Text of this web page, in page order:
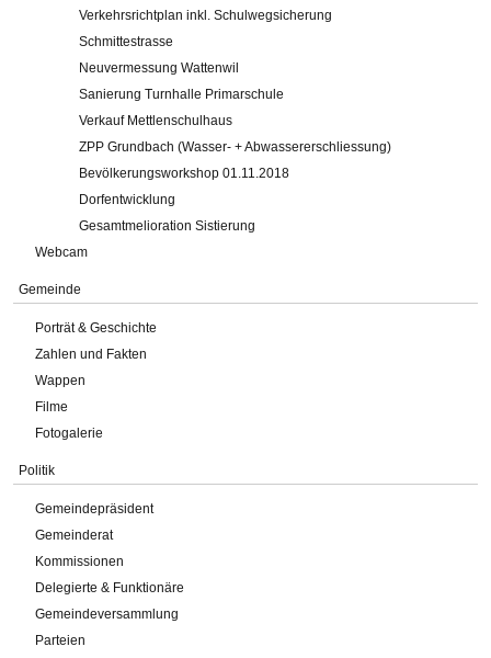
Impressum
Verkehrsrichtplan inkl. Schulwegsicherung
Schmittestrasse
Neuvermessung Wattenwil
Sanierung Turnhalle Primarschule
Verkauf Mettlenschulhaus
ZPP Grundbach (Wasser- + Abwassererschliessung)
Bevölkerungsworkshop 01.11.2018
Dorfentwicklung
Gesamtmelioration Sistierung
Webcam
Gemeinde
Porträt & Geschichte
Zahlen und Fakten
Wappen
Filme
Fotogalerie
Politik
Gemeindepräsident
Gemeinderat
Kommissionen
Delegierte & Funktionäre
Gemeindeversammlung
Parteien